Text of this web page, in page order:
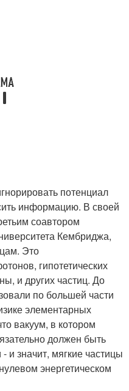
потенциал
информацию. В своей
соавтором
Кембриджа,
Это
гипотетических
и других частиц. До
по большей части
элементарных
вакуум, в котором
должен быть
и значит, мягкие частицы
энергетическом